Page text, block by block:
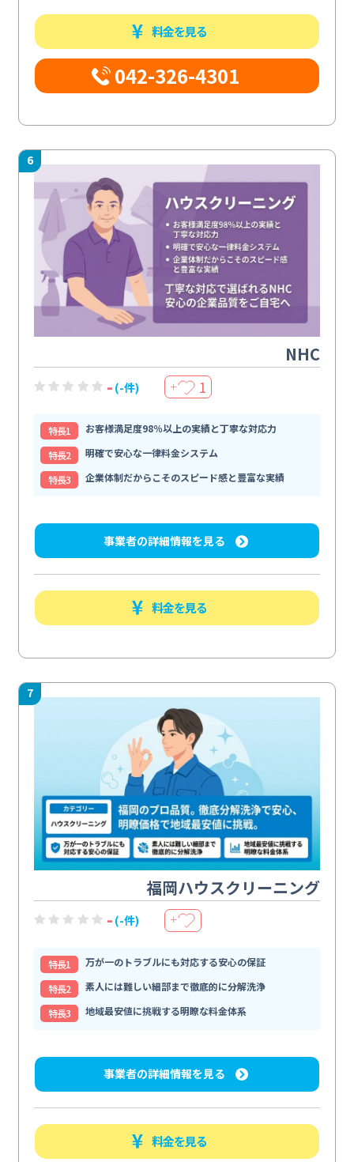
料金を見る
042-326-4301
6
NHC
- (-件) ＋ 1
特⻑1
お客様満足度98％以上の実績と丁寧な対応力
特⻑2
明確で安心な一律料金システム
特⻑3
企業体制だからこそのスピード感と豊富な実績
事業者の詳細情報を見る
料金を見る
7
福岡ハウスクリーニング
- (-件) ＋
特⻑1
万が一のトラブルにも対応する安心の保証
特⻑2
素人には難しい細部まで徹底的に分解洗浄
特⻑3
地域最安値に挑戦する明瞭な料金体系
事業者の詳細情報を見る
料金を見る